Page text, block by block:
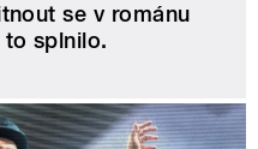
se v románu
to splnilo.